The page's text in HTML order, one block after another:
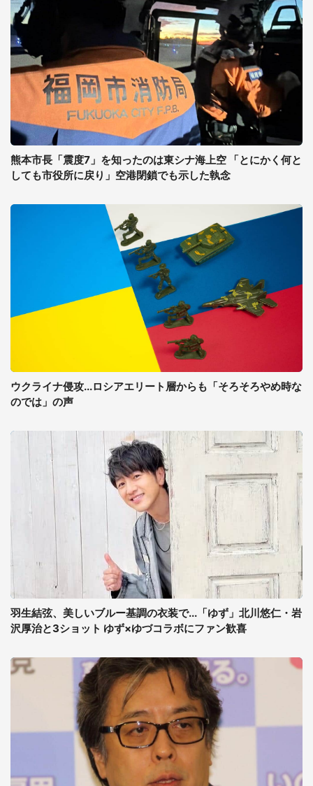
熊本市長「震度7」を知ったのは東シナ海上空 「とにかく何と
しても市役所に戻り」空港閉鎖でも示した執念
ウクライナ侵攻...ロシアエリート層からも「そろそろやめ時な
のでは」の声
羽生結弦、美しいブルー基調の衣装で...「ゆず」北川悠仁・岩
沢厚治と3ショット ゆず×ゆづコラボにファン歓喜